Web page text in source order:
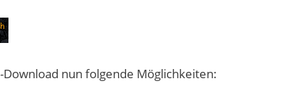
nun folgende Möglichkeiten: